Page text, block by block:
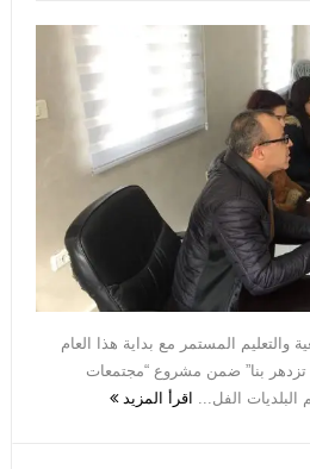
والتعليم المستمر مع بداية هذا العام
تزدهر بنا” ضمن مشروع “مجتمعات
الفل... اقرأ المزيد